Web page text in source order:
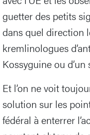
guetter des petits
dans quel direction
kremlinologues
Kossyguine ou
Et l’on ne voit
solution sur les
fédéral à enterrer